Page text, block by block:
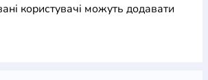
користувачі можуть додавати